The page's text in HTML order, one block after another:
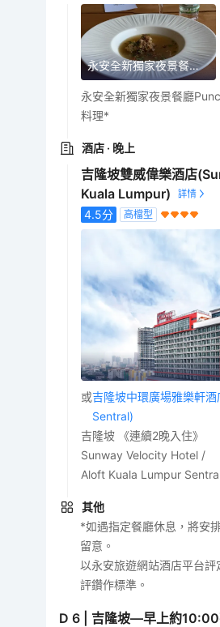
永安全新獨家夜景餐廳Puncak ALOP~現代馬來風味料理
永安全新獨家夜景餐廳
料理*
酒店 · 晚上
吉隆坡雙威偉樂酒店
Kuala Lumpur)
4.5分 高檔型
或吉隆坡中環廣場雅樂軒
Sentral)
吉隆坡 《連續2晚入住》
Sunway Velocity Hotel /
Aloft Kuala Lumpur
其他
*如遇指定餐廳休息，將安
留意。
以永安旅遊網站酒店平台
評鑽作標準。
D6
吉隆坡—早上約